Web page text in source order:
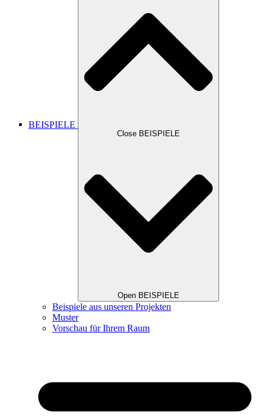
BEISPIELE
Close BEISPIELE
Open BEISPIELE
Beispiele aus unseren Projekten
Muster
Vorschau für Ihrem Raum